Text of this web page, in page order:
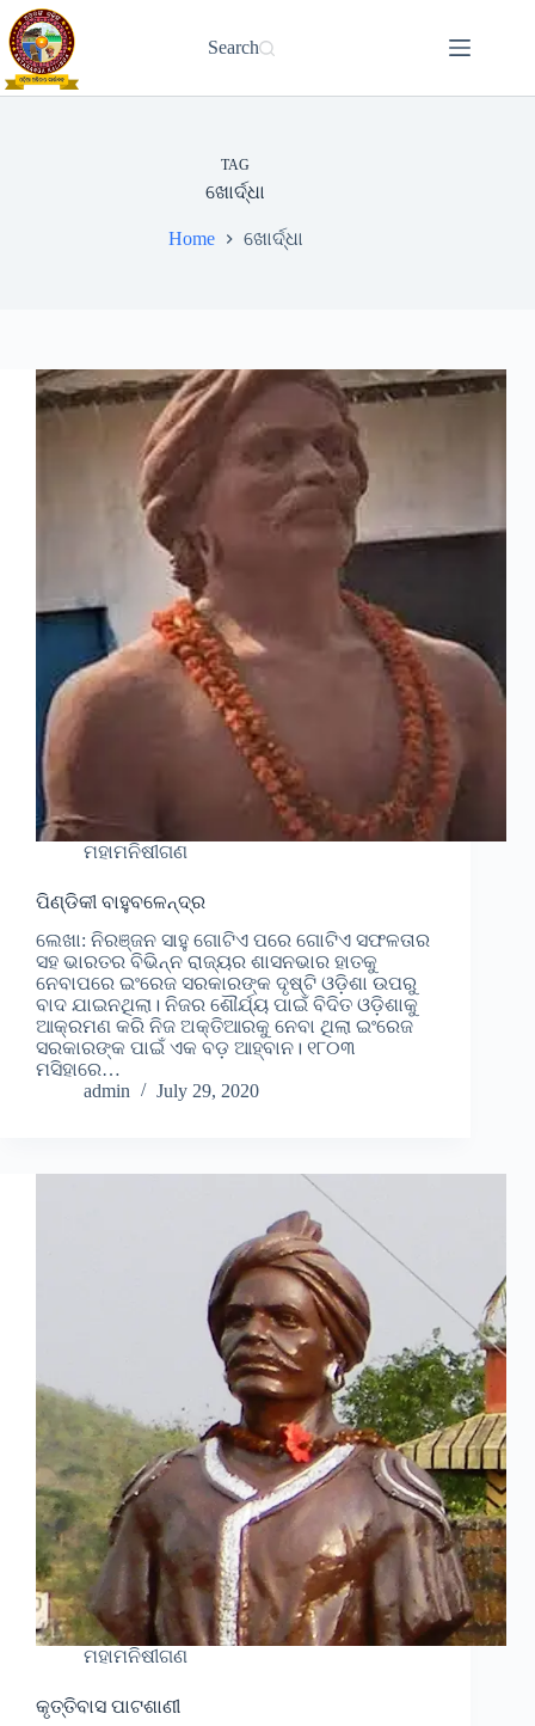
Skip
to
content
Search
TAG
ଖୋର୍ଦ୍ଧା
Home ଖୋର୍ଦ୍ଧା
ମହାମନିଷୀଗଣ
ପିଣ୍ଡିକୀ ବାହୁବଳେନ୍ଦ୍ର
ଲେଖା: ନିରଞ୍ଜନ ସାହୁ ଗୋଟିଏ ପରେ ଗୋଟିଏ ସଫଳତାର
ସହ ଭାରତର ବିଭିନ୍ନ ରାଜ୍ୟର ଶାସନଭାର ହାତକୁ
ନେବାପରେ ଇଂରେଜ ସରକାରଙ୍କ ଦୃଷ୍ଟି ଓଡ଼ିଶା ଉପରୁ
ବାଦ ଯାଇନଥିଲା। ନିଜର ଶୌର୍ଯ୍ୟ ପାଇଁ ବିଦିତ ଓଡ଼ିଶାକୁ
ଆକ୍ରମଣ କରି ନିଜ ଅକ୍ତିଆରକୁ ନେବା ଥିଲା ଇଂରେଜ
ସରକାରଙ୍କ ପାଇଁ ଏକ ବଡ଼ ଆହ୍ବାନ। ୧୮୦୩
ମସିହାରେ…
admin
July 29, 2020
ମହାମନିଷୀଗଣ
କୃତ୍ତିବାସ ପାଟଶାଣୀ